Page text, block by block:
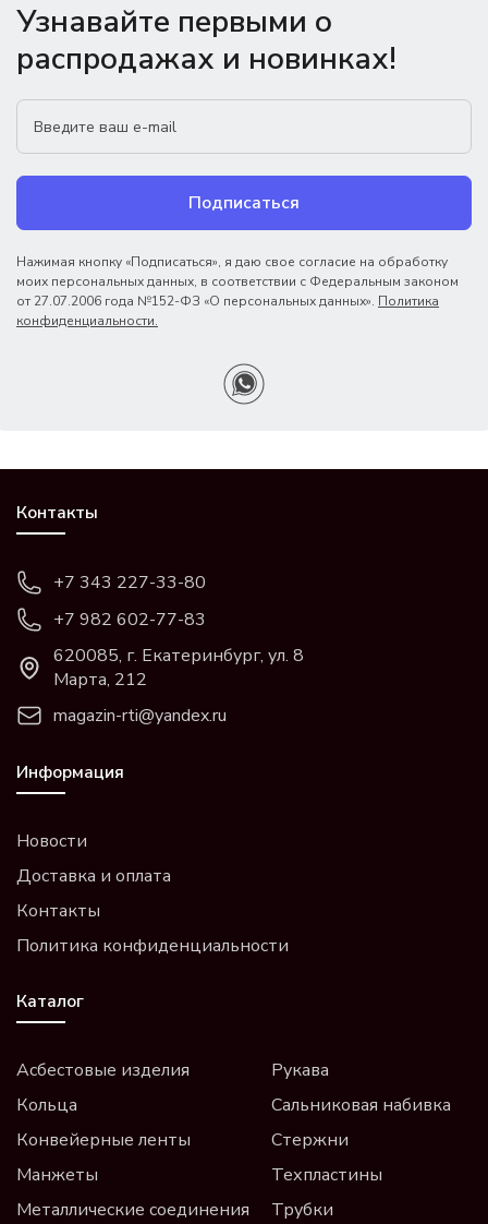
Узнавайте первыми о
распродажах и новинках!
Подписаться
Нажимая кнопку «Подписаться», я даю свое согласие на обработку
моих персональных данных, в соответствии с Федеральным законом
от 27.07.2006 года №152-ФЗ «О персональных данных». Политика
конфиденциальности.
Контакты
+7 343 227-33-80
+7 982 602-77-83
620085, г. Екатеринбург, ул. 8
Марта, 212
magazin-rti@yandex.ru
Информация
Новости
Доставка и оплата
Контакты
Политика конфиденциальности
Каталог
Асбестовые изделия
Кольца
Конвейерные ленты
Манжеты
Металлические соединения
Рукава
Сальниковая набивка
Стержни
Техпластины
Трубки